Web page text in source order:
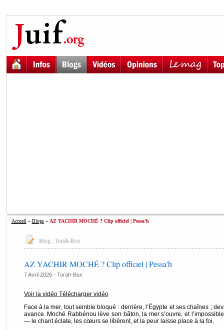
Accueil » Blogs» AZ YACHIR MOCHÉ ? Clip officiel | Pessa'h
Blog : Torah-Box
AZ YACHIR MOCHÉ ? Clip officiel | Pessa'h
7 Avril 2026 - Torah-Box
Voir la vidéoTélécharger vidéo
Face à la mer, tout semble bloqué : derrière, l’Égypte et ses chaînes ;
avance. Moché Rabbénou lève son bâton, la mer s’ouvre, et
— le chant éclate, les cœurs se libèrent, et la peur laisse place à la foi.